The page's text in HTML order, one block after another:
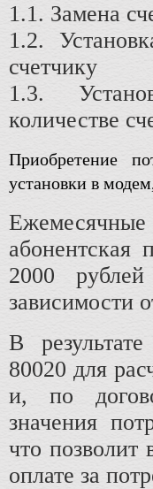
1.1. Замена
1.2.
счетчику
1.3.
количестве
Приобретение
установки в
абонентская
2000
зависимости
В
80020 для
и, по
значения
что
оплате за